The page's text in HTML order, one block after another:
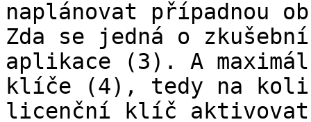
naplánovat případnou
Zda se jedná o
aplikace (3). A
klíče (4), tedy na
licenční klíč